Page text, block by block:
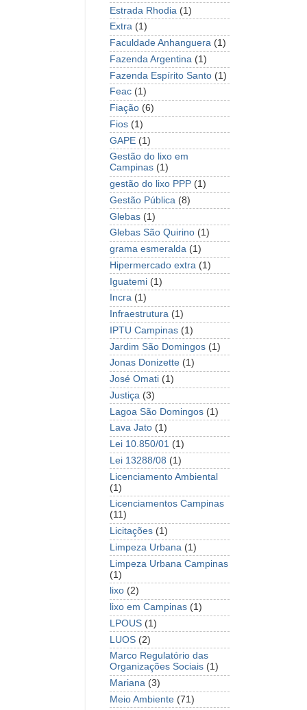
Estrada Rhodia (1)
Extra (1)
Faculdade Anhanguera (1)
Fazenda Argentina (1)
Fazenda Espírito Santo (1)
Feac (1)
Fiação (6)
Fios (1)
GAPE (1)
Gestão do lixo em
Campinas (1)
gestão do lixo PPP (1)
Gestão Pública (8)
Glebas (1)
Glebas São Quirino (1)
grama esmeralda (1)
Hipermercado extra (1)
Iguatemi (1)
Incra (1)
Infraestrutura (1)
IPTU Campinas (1)
Jardim São Domingos (1)
Jonas Donizette (1)
José Omati (1)
Justiça (3)
Lagoa São Domingos (1)
Lava Jato (1)
Lei 10.850/01 (1)
Lei 13288/08 (1)
Licenciamento Ambiental
(1)
Licenciamentos Campinas
(11)
Licitações (1)
Limpeza Urbana (1)
Limpeza Urbana Campinas
(1)
lixo (2)
lixo em Campinas (1)
LPOUS (1)
LUOS (2)
Marco Regulatório das
Organizações Sociais (1)
Mariana (3)
Meio Ambiente (71)